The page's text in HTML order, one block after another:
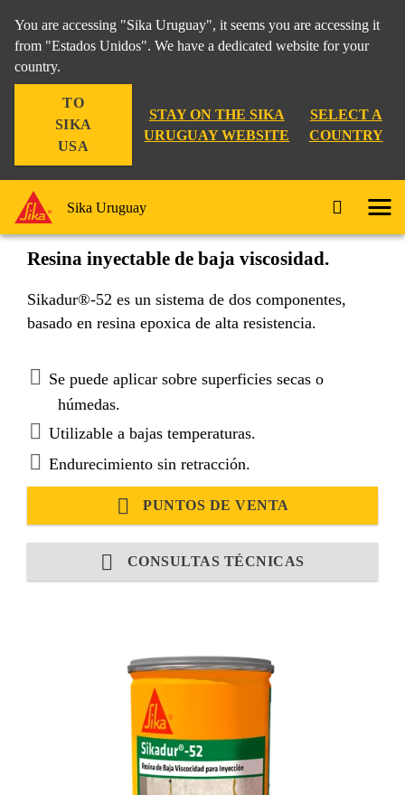
You are accessing "Sika Uruguay", it seems you are accessing it
from "Estados Unidos". We have a dedicated website for your
country.
TO
SIKA
USA
STAY ON THE SIKA
URUGUAY WEBSITE
SELECT A
COUNTRY
Sika Uruguay
Sikadur®-52
Resina inyectable de baja viscosidad.
Sikadur®-52 es un sistema de dos componentes,
basado en resina epoxica de alta resistencia.
Se puede aplicar sobre superficies secas o
húmedas.
Utilizable a bajas temperaturas.
Endurecimiento sin retracción.
PUNTOS DE VENTA
CONSULTAS TÉCNICAS